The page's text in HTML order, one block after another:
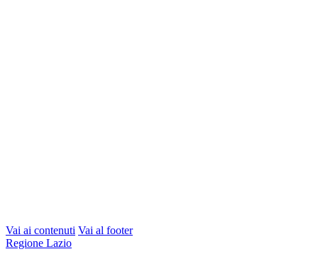
Vai ai contenuti Vai al footer
Regione Lazio